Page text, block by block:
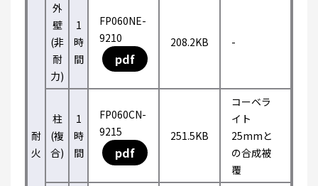
耐
火
外
壁
(非
耐
力)
1
時
間
FP060NE-
9210
pdf
208.2KB -
柱
(複
合)
1
時
間
FP060CN-
9215
pdf
251.5KB
コーベラ
イト
25mmと
の合成被
覆